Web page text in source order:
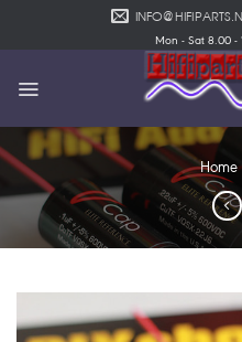
Mon - Sat 8.00 -
Home